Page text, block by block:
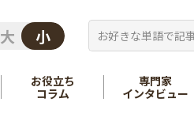
お役立ち
コラム
専門家
インタビュー